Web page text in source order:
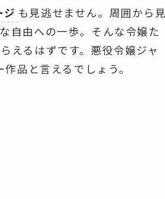
ジ も見逃せません。周囲から
自由への一歩。そんな令嬢た
えるはずです。悪役令嬢ジャ
品と言えるでしょう。